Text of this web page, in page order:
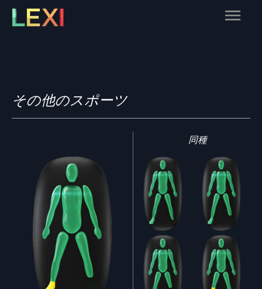
Skip
Main
その他のスポーツ
同種